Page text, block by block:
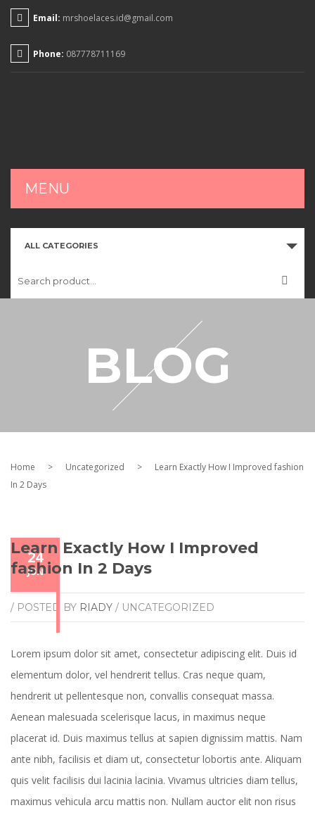
Email: mrshoelaces.id@gmail.com
Phone: 087778711169
MENU
HOME
CART
MY ACCOUNT
ALL CATEGORIES
BLOG
Home > Uncategorized >
Learn Exactly How I Improved fashion
In 2 Days
24
JUN
Learn Exactly How I Improved
fashion In 2 Days
/ POSTED BY RIADY / UNCATEGORIZED
Lorem ipsum dolor sit amet, consectetur adipiscing elit. Duis id
elementum dolor, vel hendrerit tellus. Cras neque quam,
hendrerit ut pellentesque non, convallis consequat massa.
Aenean malesuada scelerisque lacus, in maximus neque
placerat id. Duis maximus tellus at sapien dignissim mattis. Nam
ante nibh, facilisis et diam ut, consectetur lobortis ante. Aliquam
quis velit facilisis dui lacinia lacinia. Vivamus ultricies diam tellus,
maximus vehicula arcu mattis non. Nullam auctor elit non risus